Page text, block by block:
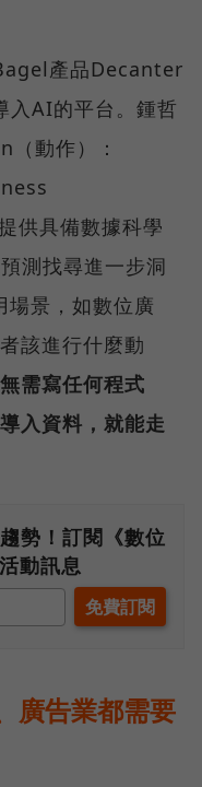
產品Decanter
AI的平台。鍾哲
動作）：
供具備數據科學
測找尋進一步洞
景，如數位廣
該進行什麼動
需寫任何程式
入資料，就能走
勢！訂閱《數位
動訊息
廣告業都需要